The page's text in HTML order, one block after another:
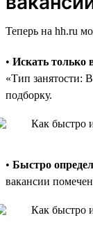
Теперь на hh.ru
• Искать только
«Тип занятости:
подборку.
• Быстро
вакансии